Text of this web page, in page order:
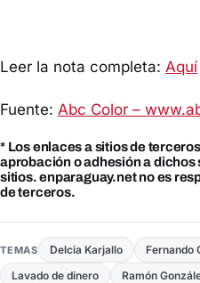
Leer la nota completa: Aquí
Fuente: Abc Color –
* Los enlaces a sitios de
aprobación o adhesión a
sitios. enparaguay.net no es
de terceros.
TEMAS Delcia Karjallo
Fernando
Lavado de dinero
Ramón